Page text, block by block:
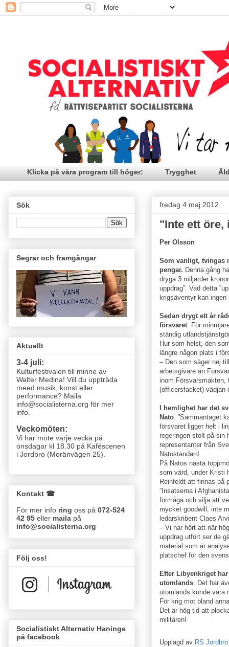
Klicka på våra program till höger: Trygghet
fredag 4 maj 2012
"Inte ett öre,
Per Olsson
Som vanligt, tvingas
pengar. Denna gång
dryga 3 miljarder
uppdrag”. Vad detta
krigsäventyr kan
Sedan drygt ett år
försvaret . För
ständig
Hur som helst, den
längre någon plats i
– Den som säger nej
arbetsgivare än
inom
(officersfacket) vädjan
I hemlighet har det
Nato . ”Sammantaget
försvaret ligger helt i
regeringen stolt på sin
representanter från
Natostandard.
På Natos nästa
som värd, under Kristi
Reinfeldt att finnas på
”Insatserna i
förmåga och vilja att
mycket goodwill, inte
ledarskribent Claes
– Vi har hört att när
uppdrag utfört ser de
material som är
platschef för den
Efter Libyenkriget
utomlands . Det har
utomlands kunde vara
För krig mot bland
Det är hög tid att
militären!
Upplagd av RS Jordbro
Sök
Segrar och framgångar
Aktuellt
3-4 juli:
Kulturfestivalen till minne av
Walter Medina! Vill du uppträda
meed musik, konst eller
performance? Maila
info@socialisterna.org för mer
info.
Veckomöten:
Vi har möte varje vecka på
onsdagar kl 18.30 på Kaféscenen
i Jordbro (Moränvägen 25)
Kontakt ☎
För mer info ring oss på 072-524
42 95 eller maila på
info@socialisterna.org
Följ oss!
Socialistiskt Alternativ Haninge
på facebook